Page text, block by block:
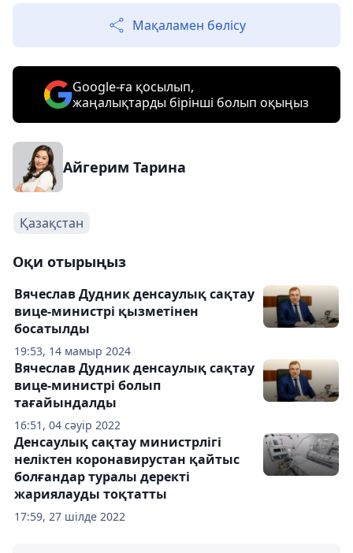
Мақаламен бөлісу
Google-ға қосылып,
жаңалықтарды бірінші болып оқыңыз
Айгерим Тарина
Қазақстан
Оқи отырыңыз
19:53, 14 мамыр 2024
Вячеслав Дудник денсаулық сақтау
вице-министрі қызметінен
босатылды
16:51, 04 сәуір 2022
Вячеслав Дудник денсаулық сақтау
вице-министрі болып
тағайындалды
17:59, 27 шілде 2022
Денсаулық сақтау министрлігі
неліктен коронавирустан қайтыс
болғандар туралы деректі
жариялауды тоқтатты